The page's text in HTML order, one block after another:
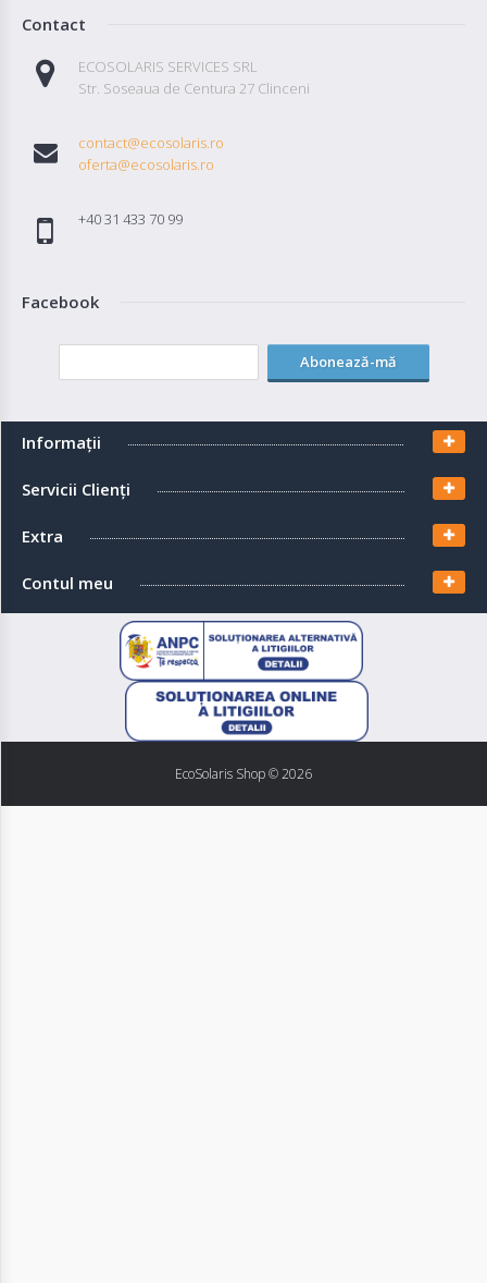
Contact
ECOSOLARIS SERVICES SRL
Str. Soseaua de Centura 27 Clinceni
contact@ecosolaris.ro
oferta@ecosolaris.ro
+40 31 433 70 99
Facebook
Abonează-mă
Informaţii
Servicii Clienţi
Extra
Contul meu
EcoSolaris Shop© 2026